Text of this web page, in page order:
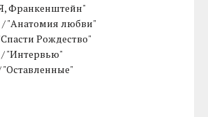
Франкенштейн"
"Анатомия любви"
Рождество"
"Интервью"